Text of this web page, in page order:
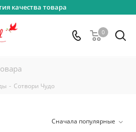
качества товара
0
- Сотвори Чудо
Сначала популярные